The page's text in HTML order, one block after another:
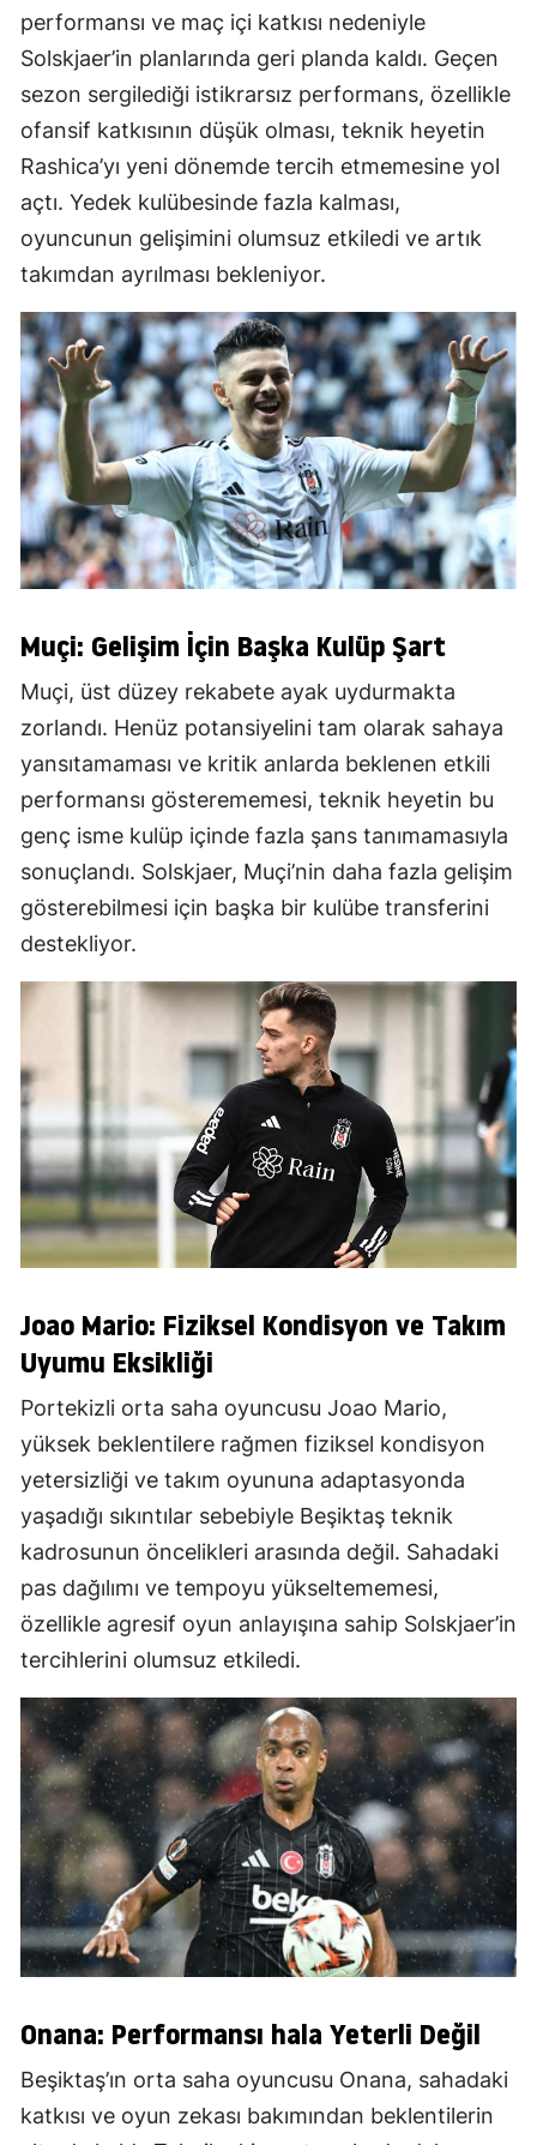
performansı ve maç içi katkısı nedeniyle
Solskjaer’in planlarında geri planda kaldı. Geçen
sezon sergilediği istikrarsız performans, özellikle
ofansif katkısının düşük olması, teknik heyetin
Rashica’yı yeni dönemde tercih etmemesine yol
açtı. Yedek kulübesinde fazla kalması,
oyuncunun gelişimini olumsuz etkiledi ve artık
takımdan ayrılması bekleniyor.
Muçi: Gelişim İçin Başka Kulüp Şart
Muçi, üst düzey rekabete ayak uydurmakta
zorlandı. Henüz potansiyelini tam olarak sahaya
yansıtamaması ve kritik anlarda beklenen etkili
performansı gösterememesi, teknik heyetin bu
genç isme kulüp içinde fazla şans tanımamasıyla
sonuçlandı. Solskjaer, Muçi’nin daha fazla gelişim
gösterebilmesi için başka bir kulübe transferini
destekliyor.
Joao Mario: Fiziksel Kondisyon ve Takım
Uyumu Eksikliği
Portekizli orta saha oyuncusu Joao Mario,
yüksek beklentilere rağmen fiziksel kondisyon
yetersizliği ve takım oyununa adaptasyonda
yaşadığı sıkıntılar sebebiyle Beşiktaş teknik
kadrosunun öncelikleri arasında değil. Sahadaki
pas dağılımı ve tempoyu yükseltememesi,
özellikle agresif oyun anlayışına sahip Solskjaer’in
tercihlerini olumsuz etkiledi.
Onana: Performansı hala Yeterli Değil
Beşiktaş’ın orta saha oyuncusu Onana, sahadaki
katkısı ve oyun zekası bakımından beklentilerin